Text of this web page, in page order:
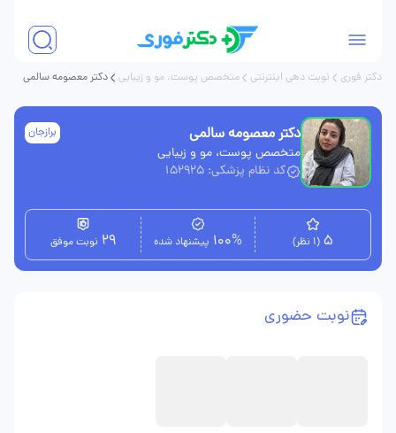
دکتر فوری نوبت دهی اینترنتی متخصص پوست، مو و زیبایی دکتر معصومه سالمی
دکتر معصومه سالمی
متخصص پوست، مو و زیبایی
کد نظام پزشکی: 152925
برازجان
5 (1 نظر) 100% پیشنهاد شده 29 نوبت موفق
نوبت حضوری